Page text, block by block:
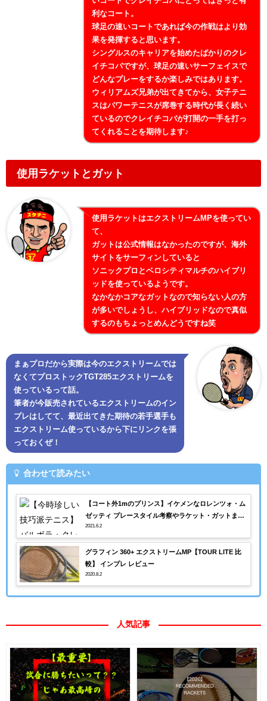
利なコート。
球足の速いコートであれば今の作戦はより効
果を発揮すると思います。
シングルスのキャリアを始めたばかりのクレ
イチコバですが、球足の速いサーフェイスで
どんなプレーをするか楽しみではあります。
ウィリアムズ兄弟が出てきてから、女子テニ
スはパワーテニスが席巻する時代が長く続い
ているのでクレイチコバが打開の一手を打っ
てくれることを期待します♪
使用ラケットとガット
使用ラケットはエクストリームMPを使ってい
て、
ガットは公式情報はなかったのですが、海外
サイトをサーフィンしていると
ソニックプロとベロシティマルチのハイブリ
ッドを使っているようです。
なかなかコアなガットなので知らない人の方
が多いでしょうし、ハイブリッドなので真似
するのもちょっとめんどうですね笑
まぁプロだから実際は今のエクストリームでは
なくてプロストックTGT285エクストリームを
使っているって話。
筆者が今販売されているエクストリームのイン
プレはしてて、最近出てきた期待の若手選手も
エクストリーム使っているから下にリンクを張
っておくぜ！
合わせて読みたい
【コート外1mのプリンス】イケメンなロレンツォ・ム
ゼッティ プレースタイル考察やラケット・ガットまと
め
2021.6.2
グラフィン 360+ エクストリームMP【TOUR LITE 比
較】 インプレ レビュー
2020.8.2
人気記事